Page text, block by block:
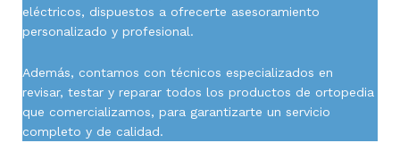
eléctricos, dispuestos a ofrecerte asesoramiento
personalizado y profesional.
Además, contamos con técnicos especializados en
revisar, testar y reparar todos los productos de ortopedia
que comercializamos, para garantizarte un servicio
completo y de calidad.